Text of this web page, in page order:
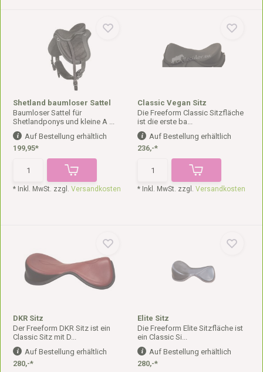
Shetland baumloser Sattel
Baumloser Sattel für
Shetlandponys und kleine A ...
Auf Bestellung erhältlich
199,95*
* Inkl. MwSt. zzgl.Versandkosten
Classic Vegan Sitz
Die Freeform Classic Sitzfläche
ist die erste ba...
Auf Bestellung erhältlich
236,-*
* Inkl. MwSt. zzgl. Versandkosten
DKR Sitz
Der Freeform DKR Sitz ist ein
Classic Sitz mit D...
Auf Bestellung erhältlich
280,-*
Elite Sitz
Die Freeform Elite Sitzfläche ist
ein Classic Si...
Auf Bestellung erhältlich
280,-*